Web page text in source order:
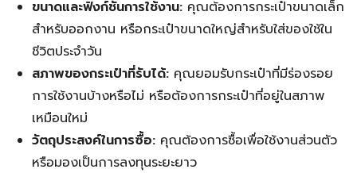
ขนาดและฟังก์ชันการใช้งาน: คุณต้องการกระเป๋าขนาดเล็ก
สำหรับออกงาน หรือกระเป๋าขนาดใหญ่สำหรับใส่ของใช้ใน
ชีวิตประจำวัน
สภาพของกระเป๋าที่รับได้: คุณยอมรับกระเป๋าที่มีร่องรอย
การใช้งานบ้างหรือไม่ หรือต้องการกระเป๋าที่อยู่ในสภาพ
เหมือนใหม่
วัตถุประสงค์ในการซื้อ: คุณต้องการซื้อเพื่อใช้งานส่วนตัว
หรือมองเป็นการลงทุนระยะยาว